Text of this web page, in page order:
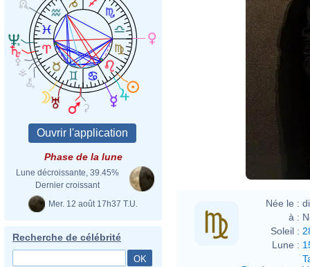
Phase de la lune
Lune décroissante, 39.45%
Dernier croissant
Mer. 12 août 17h37 T.U.
Recherche de célébrité
Née le :
à :
Soleil :
Lune :